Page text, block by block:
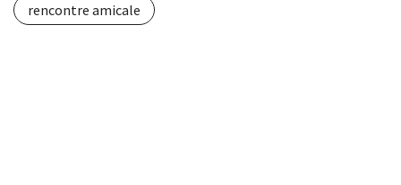
rencontre amicale